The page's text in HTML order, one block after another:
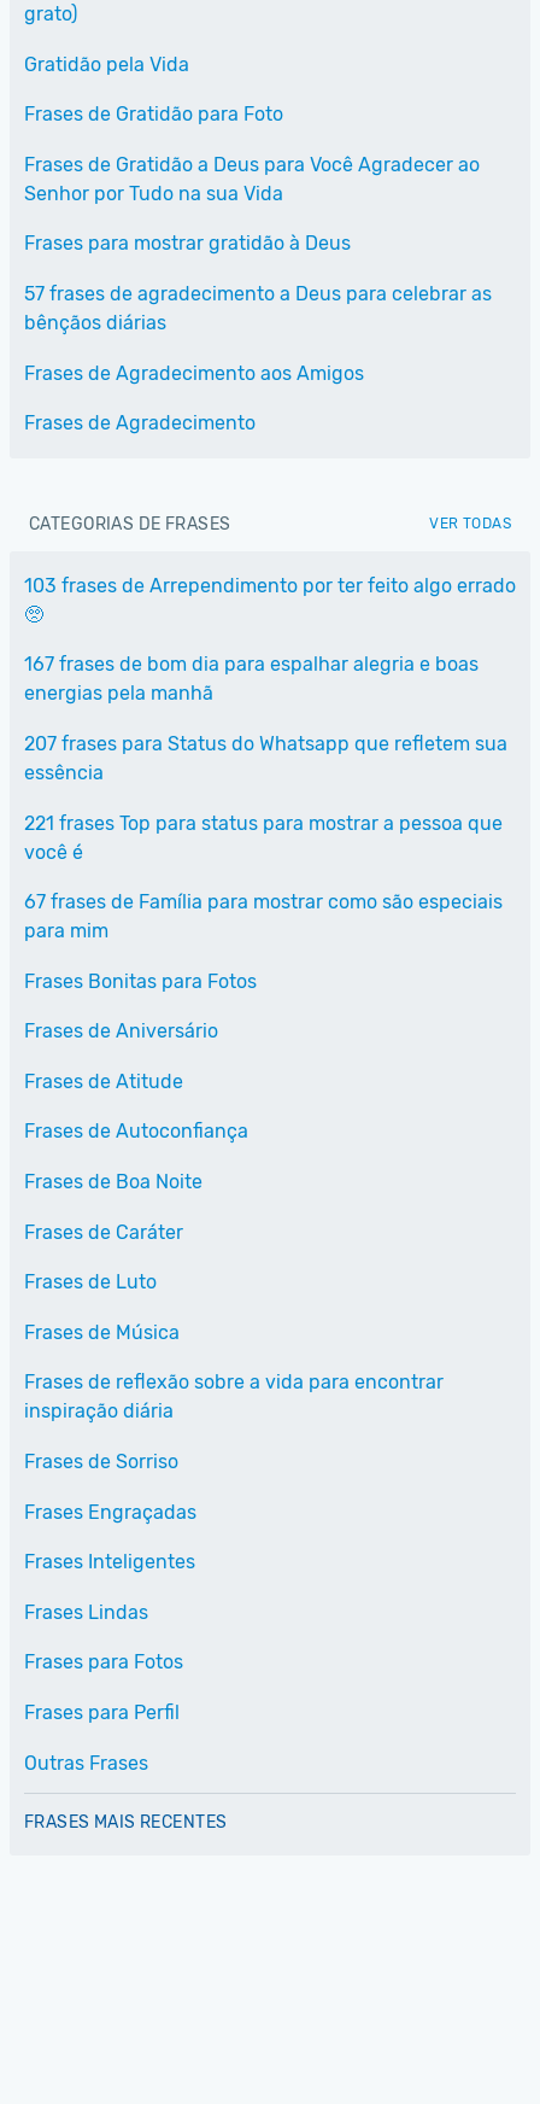
grato)
Gratidão pela Vida
Frases de Gratidão para Foto
Frases de Gratidão a Deus para Você Agradecer ao
Senhor por Tudo na sua Vida
Frases para mostrar gratidão à Deus
57 frases de agradecimento a Deus para celebrar as
bênçãos diárias
Frases de Agradecimento aos Amigos
Frases de Agradecimento
CATEGORIAS DE FRASES VER TODAS
103 frases de Arrependimento por ter feito algo errado
🥺
167 frases de bom dia para espalhar alegria e boas
energias pela manhã
207 frases para Status do Whatsapp que refletem sua
essência
221 frases Top para status para mostrar a pessoa que
você é
67 frases de Família para mostrar como são especiais
para mim
Frases Bonitas para Fotos
Frases de Aniversário
Frases de Atitude
Frases de Autoconfiança
Frases de Boa Noite
Frases de Caráter
Frases de Luto
Frases de Música
Frases de reflexão sobre a vida para encontrar
inspiração diária
Frases de Sorriso
Frases Engraçadas
Frases Inteligentes
Frases Lindas
Frases para Fotos
Frases para Perfil
Outras Frases
FRASES MAIS RECENTES